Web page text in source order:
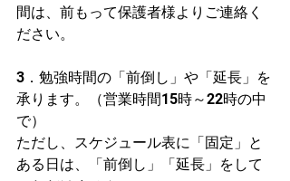
間は、前もって保護者様よりご連絡く
ださい。
3．勉強時間の「前倒し」や「延長」を
承ります。（営業時間15時～22時の中
で）
ただし、スケジュール表に「固定」と
ある日は、「前倒し」「延長」をして